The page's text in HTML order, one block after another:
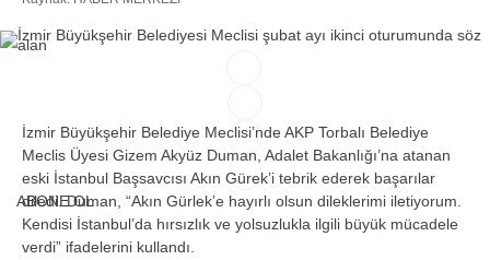
ABONE OL
İzmir Büyükşehir Belediye Meclisi’nde AKP Torbalı Belediye
Meclis Üyesi Gizem Akyüz Duman, Adalet Bakanlığı’na atanan
eski İstanbul Başsavcısı Akın Gürek’i tebrik ederek başarılar
diledi. Duman, “Akın Gürlek’e hayırlı olsun dileklerimi iletiyorum.
Kendisi İstanbul’da hırsızlık ve yolsuzlukla ilgili büyük mücadele
verdi” ifadelerini kullandı.